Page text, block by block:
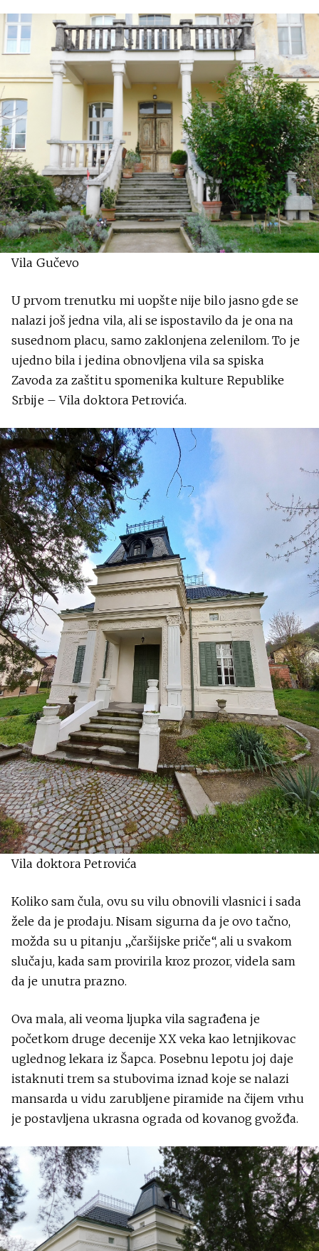
Vila Gučevo
U prvom trenutku mi uopšte nije bilo jasno gde se
nalazi još jedna vila, ali se ispostavilo da je ona na
susednom placu, samo zaklonjena zelenilom. To je
ujedno bila i jedina obnovljena vila sa spiska
Zavoda za zaštitu spomenika kulture Republike
Srbije – Vila doktora Petrovića.
Vila doktora Petrovića
Koliko sam čula, ovu su vilu obnovili vlasnici i sada
žele da je prodaju. Nisam sigurna da je ovo tačno,
možda su u pitanju „čaršijske priče“, ali u svakom
slučaju, kada sam provirila kroz prozor, videla sam
da je unutra prazno.
Ova mala, ali veoma ljupka vila sagrađena je
početkom druge decenije XX veka kao letnjikovac
uglednog lekara iz Šapca. Posebnu lepotu joj daje
istaknuti trem sa stubovima iznad koje se nalazi
mansarda u vidu zarubljene piramide na čijem vrhu
je postavljena ukrasna ograda od kovanog gvožđa.